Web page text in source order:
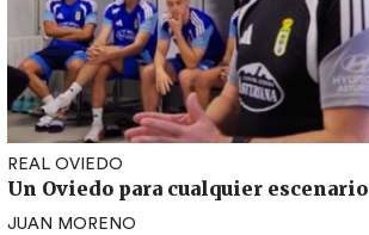
REAL OVIEDO
Un Oviedo para cualquier escenario
JUAN MORENO